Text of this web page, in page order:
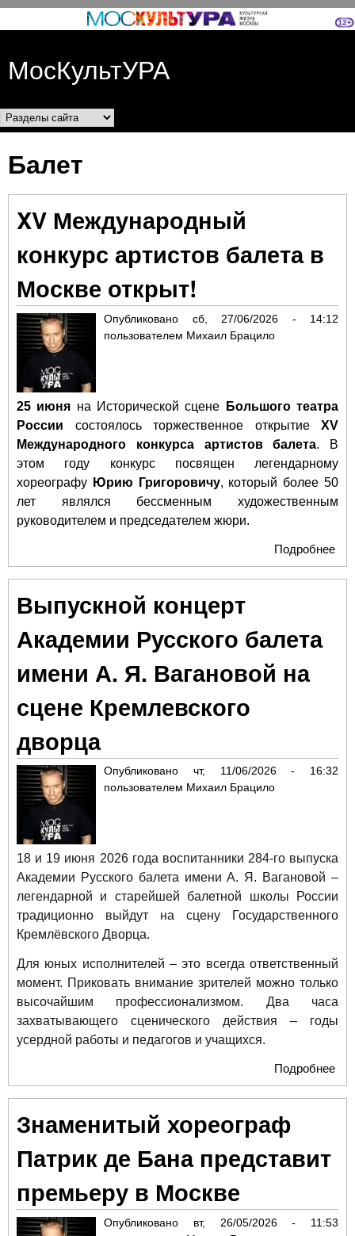
Перейти к основному
МосКультУРА
Разделы сайта
Балет
XV Международный
конкурс артистов балета в
Москве открыт!
Опубликовано сб, 27/06/2026 - 14:12
пользователем Михаил Брацило
25 июня на Исторической сцене
Большого театра
России состоялось торжественное открытие XV
Международного конкурса артистов балета. В
этом году конкурс посвящен легендарному
хореографу Юрию Григоровичу, который более 50
лет являлся бессменным художественным
руководителем и председателем жюри.
Подробнее
Выпускной концерт
Академии Русского балета
имени А. Я. Вагановой на
сцене Кремлевского
дворца
Опубликовано чт, 11/06/2026 - 16:32
пользователем Михаил Брацило
18 и 19 июня 2026 года воспитанники 284-го выпуска
Академии Русского балета имени А. Я. Вагановой –
легендарной и старейшей балетной школы России
традиционно выйдут на сцену Государственного
Кремлёвского Дворца.
Для юных исполнителей – это всегда ответственный
момент. Приковать внимание зрителей можно только
высочайшим профессионализмом. Два часа
захватывающего сценического действия – годы
усердной работы и педагогов и учащихся.
Подробнее
Знаменитый хореограф
Патрик де Бана представит
премьеру в Москве
Опубликовано вт, 26/05/2026 - 11:53